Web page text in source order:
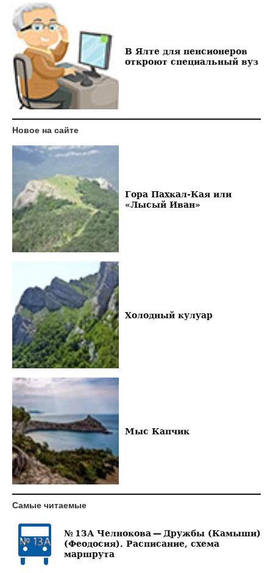
В Ялте для пенсионеров
откроют специальный вуз
Новое на сайте
Гора Пахкал-Кая или
«Лысый Иван»
Холодный кулуар
Мыс Капчик
Самые читаемые
№ 13А Челнокова — Дружбы (Камыши)
(Феодосия). Расписание, схема
маршрута